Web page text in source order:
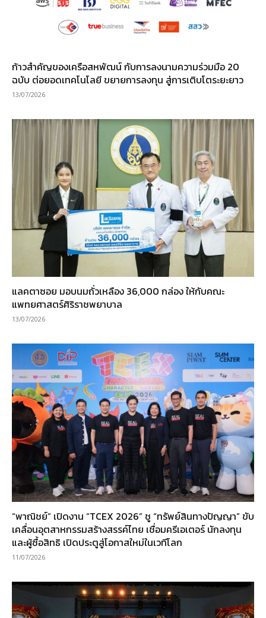
ก้าวสำคัญของเครือสหพัฒน์ กับการลงนามความร่วมมือ 20
ฉบับ ต่อยอดเทคโนโลยี ขยายการลงทุน สู่การเติบโตระยะยาว
13/07/2026
แลคตาซอย มอบนมถั่วเหลือง 36,000 กล่อง ให้กับคณะ
แพทยศาสตร์ศิริราชพยาบาล
13/07/2026
“พาณิชย์” เปิดงาน “TCEX 2026” ชู “ทรัพย์สินทางปัญญา” ขับ
เคลื่อนอุตสาหกรรมสร้างสรรค์ไทย เชื่อมครีเอเตอร์ นักลงทุน
และผู้ซื้อสิทธิ เปิดประตูสู่โอกาสใหม่ในเวทีโลก
11/07/2026